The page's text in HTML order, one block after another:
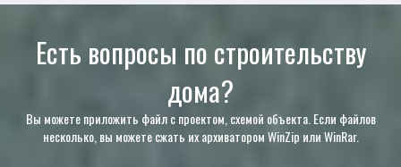
Есть вопросы по строительству
дома?
Вы можете приложить файл с проектом, схемой объекта. Если файлов
несколько, вы можете сжать их архиватором WinZip или WinRar.